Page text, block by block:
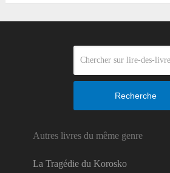
Recherche
Autres livres du même genre
La Tragédie du Korosko